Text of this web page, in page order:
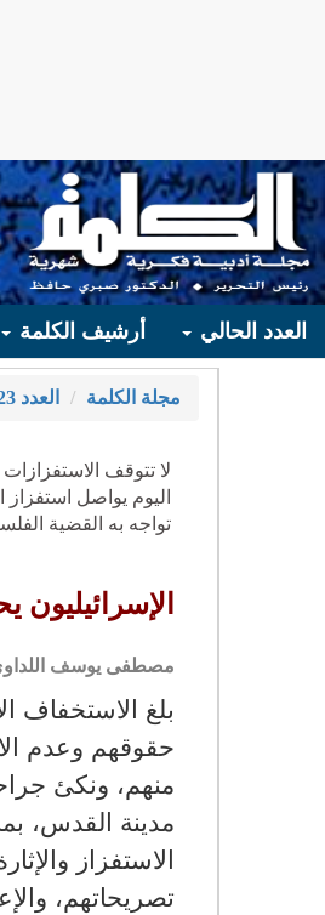
العدد الحالي أرشيف الكلمة
مجلة الكلمة العدد 123 يوليو 2017
لا تتوقف
اليوم يواصل
تواجه به القضية
مصطفى يوسف
بلغ الاستخفاف
حقوقهم وعدم
منهم، ونكئ
مدينة القدس،
الاستفزاز
تصريحاتهم،